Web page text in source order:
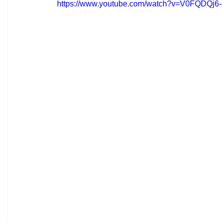
https://www.youtube.com/